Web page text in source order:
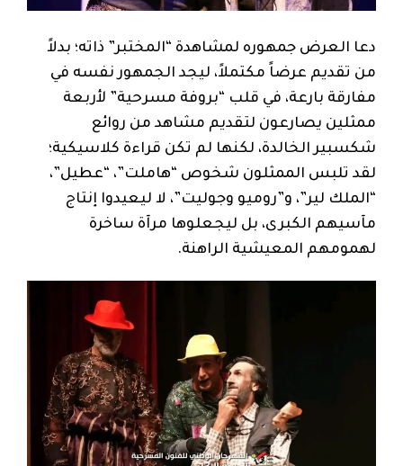
دعا العرض جمهوره لمشاهدة “المختبر” ذاته؛ بدلاً
من تقديم عرضاً مكتملاً، ليجد الجمهور نفسه في
مفارقة بارعة، في قلب “بروفة مسرحية” لأربعة
ممثلين يصارعون لتقديم مشاهد من روائع
شكسبير الخالدة، لكنها لم تكن قراءة كلاسيكية؛
لقد تلبس الممثلون شخوص “هاملت”، “عطيل”،
“الملك لير”، و”روميو وجوليت”، لا ليعيدوا إنتاج
مآسيهم الكبرى، بل ليجعلوها مرآة ساخرة
لهمومهم المعيشية الراهنة.